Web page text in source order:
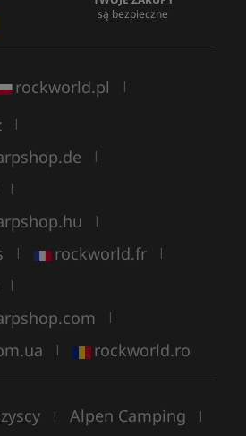
są bezpieczne
rockworld.pl |
|
|
|
|
| rockworld.fr |
|
|
| rockworld.ro
| Alpen Camping |